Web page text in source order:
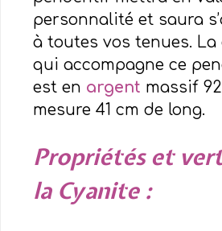
personnalité et saura
à toutes vos tenues. La
qui accompagne ce
est en argent massif
mesure 41 cm de long.
Propriétés et
la Cyanite :